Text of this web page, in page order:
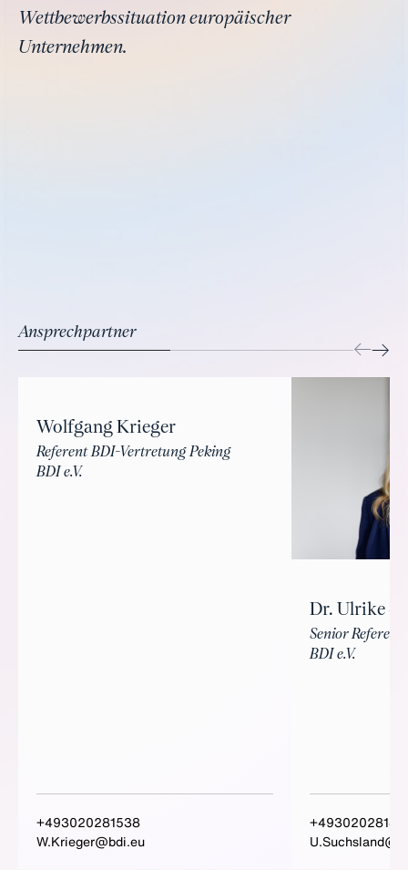
Wettbewerbssituation europäischer
Unternehmen.
Ansprechpartner
Wolfgang Krieger
Referent BDI-Vertretung Peking
BDI e.V.
+493020281538
W.Krieger@bdi.eu
Dr. Ulrike
Senior
BDI e.V.